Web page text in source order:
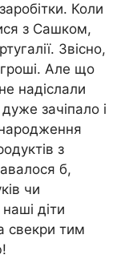
Коли
з Сашком,
Звісно,
гроші. Але що
надіслали
зачіпало і
з
б,
чи
діти
свекри тим